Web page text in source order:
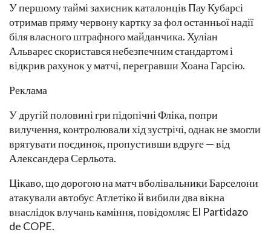
У першому таймі захисник каталонців Пау Кубарсі
отримав пряму червону картку за фол останньої надії
біля власного штрафного майданчика. Хуліан
Альварес скористався небезпечним стандартом і
відкрив рахунок у матчі, перегравши Хоана Гарсію.
Реклама
У другій половині гри підопічні Фліка, попри
вилучення, контролювали хід зустрічі, однак не змогли
врятувати поєдинок, пропустивши вдруге — від
Александера Серльота.
Цікаво, що дорогою на матч вболівальники Барселони
атакували автобус Атлетіко й вибили два вікна
внаслідок влучань каміння, повідомляє El Partidazo
de COPE.